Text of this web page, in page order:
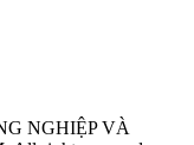
NGHIỆP VÀ